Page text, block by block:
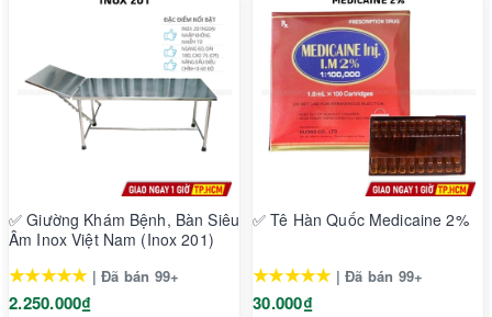
✅ Giường Khám Bệnh, Bàn Siêu
Âm Inox Việt Nam (Inox 201)
★★★★★ | Đã bán 99+
2.250.000₫
✅ Tê Hàn Quốc Medicaine 2%
★★★★★ | Đã bán 99+
30.000₫